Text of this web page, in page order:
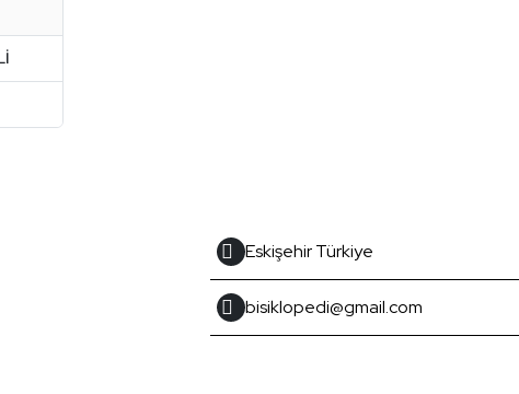
Eskişehir Türkiye
bisiklopedi@gmail.com